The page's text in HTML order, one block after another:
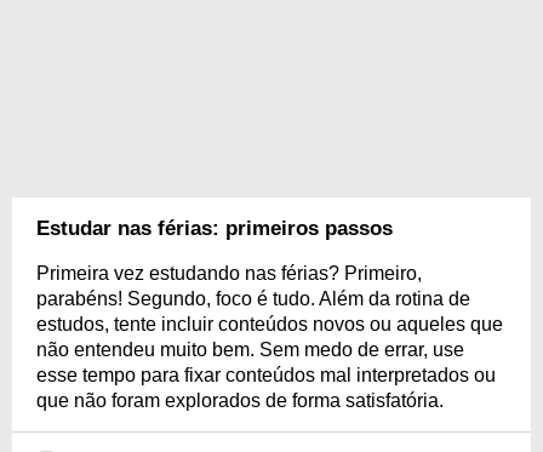
Estudar nas férias: primeiros passos
Primeira vez estudando nas férias? Primeiro,
parabéns! Segundo, foco é tudo. Além da rotina de
estudos, tente incluir conteúdos novos ou aqueles que
não entendeu muito bem. Sem medo de errar, use
esse tempo para fixar conteúdos mal interpretados ou
que não foram explorados de forma satisfatória.